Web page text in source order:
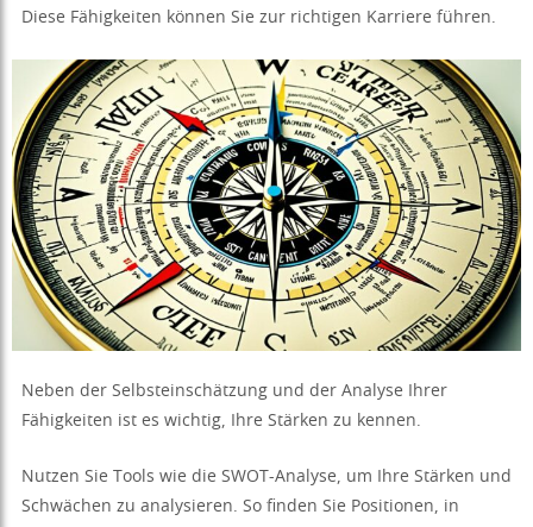
Diese Fähigkeiten können Sie zur richtigen Karriere führen.
Neben der Selbsteinschätzung und der Analyse Ihrer
Fähigkeiten ist es wichtig, Ihre Stärken zu kennen.
Nutzen Sie Tools wie die SWOT-Analyse, um Ihre Stärken und
Schwächen zu analysieren. So finden Sie Positionen, in